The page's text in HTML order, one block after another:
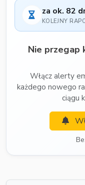
za ok. 82
KOLEJNY
Nie przegap
Włącz alerty
każdego nowego
ciągu